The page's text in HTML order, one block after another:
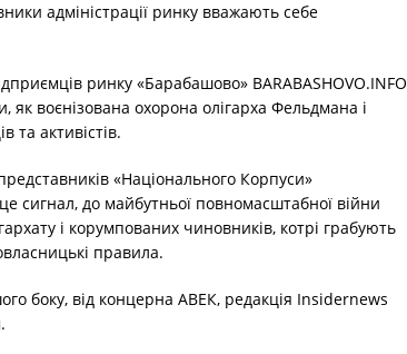
адміністрації ринку вважають себе
ринку «Барабашово» BARABASHOVO.INFO
як воєнізована охорона олігарха Фельдмана і
та активістів.
«Національного Корпуси»
сигнал, до майбутньої повномасштабної війни
і корумпованих чиновників, котрі грабують
правила.
боку, від концерна АВЕК, редакція Insidernews